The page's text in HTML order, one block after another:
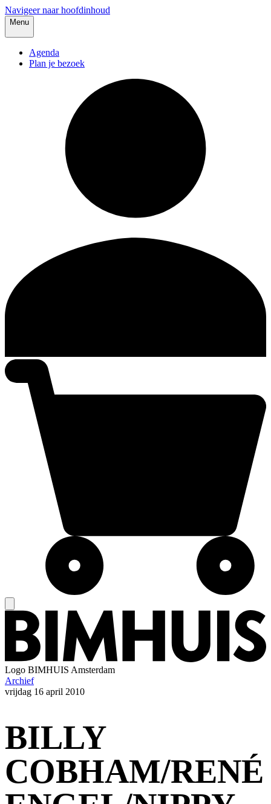
Navigeer naar hoofdinhoud
Menu
Agenda
Plan je bezoek
Logo BIMHUIS Amsterdam
Archief
vrijdag 16 april 2010
BILLY
COBHAM/RENÉ